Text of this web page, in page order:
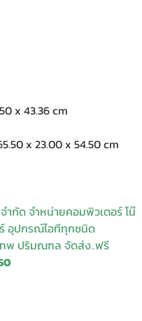
x 43.36 cm
x 23.00 x 54.50 cm
กัด จำหน่ายคอมพิวเตอร์ โน๊
อุปกรณ์ไอทีทุกชนิด
ทพ ปริมณฑล จัดส่ง..ฟรี